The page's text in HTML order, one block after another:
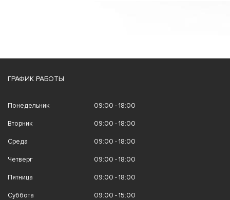
ГРАФИК РАБОТЫ
Понедельник 09:00 - 18:00
Вторник 09:00 - 18:00
Среда 09:00 - 18:00
Четверг 09:00 - 18:00
Пятница 09:00 - 18:00
Суббота 09:00 - 15:00